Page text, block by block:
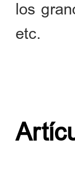
los
etc.